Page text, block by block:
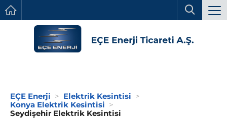
EÇE Enerji
Elektrik Kesintisi
Konya Elektrik Kesintisi
Seydişehir Elektrik Kesintisi